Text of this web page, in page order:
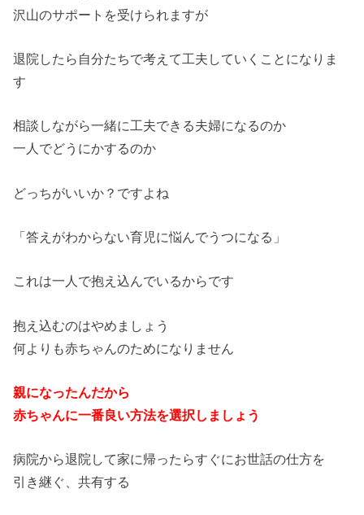
沢山のサポートを受けられますが
退院したら自分たちで考えて工夫していくことになりま
す
相談しながら一緒に工夫できる夫婦になるのか
一人でどうにかするのか
どっちがいいか？ですよね
「答えがわからない育児に悩んでうつになる」
これは一人で抱え込んでいるからです
抱え込むのはやめましょう
何よりも赤ちゃんのためになりません
親になったんだから
赤ちゃんに一番良い方法を選択しましょう
病院から退院して家に帰ったらすぐにお世話の仕方を
引き継ぐ、共有する